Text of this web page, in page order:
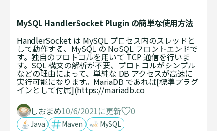
MySQL HandlerSocket Plugin の簡単な使用方法
HandlerSocket は MySQL プロセス内のスレッドと
して動作する、MySQL の NoSQL フロントエンドで
す。独自のプロトコルを用いて TCP 通信を行いま
す。SQL 構文の解析が不要、プロトコルがシンプル
などの理由によって、単純な DB アクセスが高速に
実行可能になります。MariaDB であれば[標準プラグ
インとして付属](https://mariadb.co
しおまめ10/6/2021に更新 0
Java Maven MySQL